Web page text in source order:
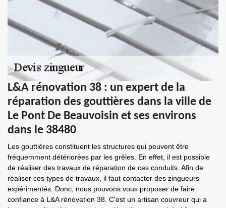
L&A rénovation 38 : un expert de la
réparation des gouttières dans la ville de
Le Pont De Beauvoisin et ses environs
dans le 38480
Les gouttières constituent les structures qui peuvent être
fréquemment détériorées par les grêles. En effet, il est possible
de réaliser des travaux de réparation de ces conduits. Afin de
réaliser ces types de travaux, il faut contacter des zingueurs
expérimentés. Donc, nous pouvons vous proposer de faire
confiance à L&A rénovation 38. C'est un artisan couvreur qui a